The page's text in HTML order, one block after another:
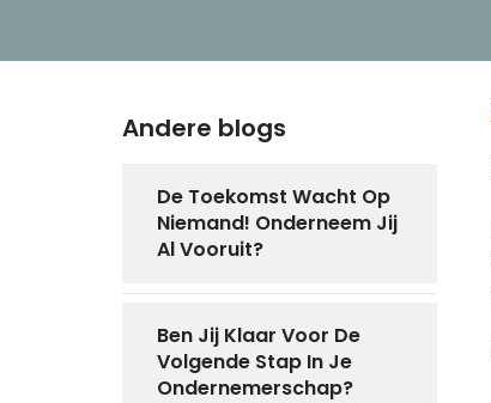
Andere blogs
De Toekomst Wacht Op
Niemand! Onderneem Jij
Al Vooruit?
Ben Jij Klaar Voor De
Volgende Stap In Je
Ondernemerschap?